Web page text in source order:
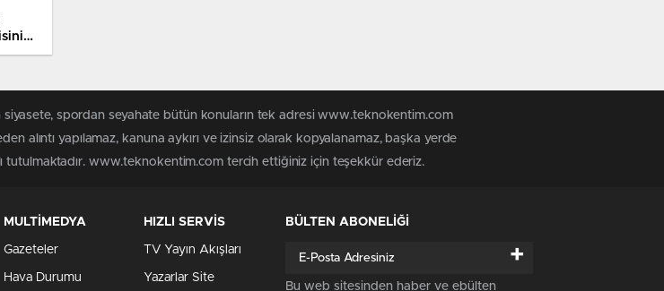
siyasete, spordan seyahate bütün konuların tek adresi www.teknokentim.com
yapılamaz, kanuna aykırı ve izinsiz olarak kopyalanamaz, başka yerde
tutulmaktadır. www.teknokentim.com tercih ettiğiniz için teşekkür ederiz.
MULTİMEDYA
Gazeteler
Hava Durumu
HIZLI SERVİS
TV Yayın Akışları
Yazarlar Site
BÜLTEN ABONELİĞİ
+
Bu web sitesinden haber ve ebülten